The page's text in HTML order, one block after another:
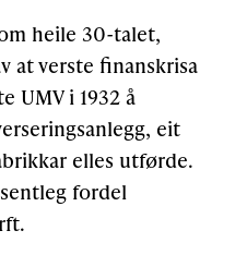
heile 30-talet,
at verste finanskrisa
UMV i 1932 å
eit
elles utførde.
fordel